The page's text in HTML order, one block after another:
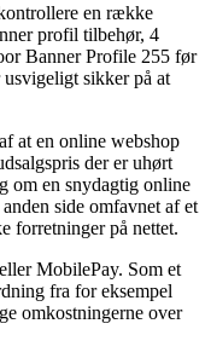
en række
profil tilbehør, 4
Banner Profile 255 før
usvigeligt sikker på at
at en online webshop
der er uhørt
om en snydagtig online
side omfavnet af et
forretninger på nettet.
MobilePay. Som et
fra for eksempel
omkostningerne over